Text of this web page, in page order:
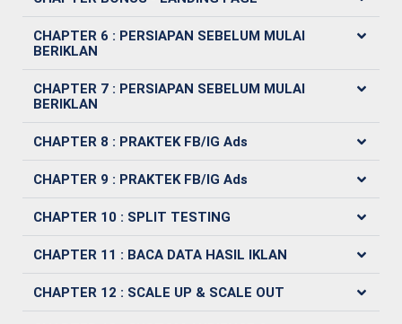
CHAPTER 6 : PERSIAPAN SEBELUM MULAI
BERIKLAN
CHAPTER 7 : PERSIAPAN SEBELUM MULAI
BERIKLAN
CHAPTER 8 : PRAKTEK FB/IG Ads
CHAPTER 9 : PRAKTEK FB/IG Ads
CHAPTER 10 : SPLIT TESTING
CHAPTER 11 : BACA DATA HASIL IKLAN
CHAPTER 12 : SCALE UP & SCALE OUT